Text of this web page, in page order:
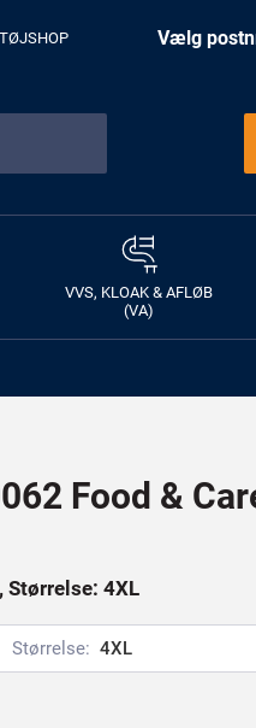
TØJSHOP Vælg
VVS, KLOAK & AFLØB
(VA)
Food &
Størrelse: 4XL
Størrelse: 4XL